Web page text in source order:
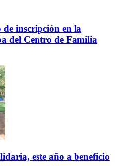
de inscripción en la
del Centro de Familia
este año a beneficio